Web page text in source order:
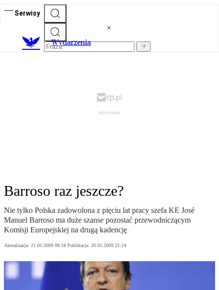
Serwisy
Wydarzenia
Barroso raz jeszcze?
Nie tylko Polska zadowolona z pięciu lat pracy szefa KE José
Manuel Barroso ma duże szanse pozostać przewodniczącym
Komisji Europejskiej na drugą kadencję
Aktualizacja: 21.05.2009 08:18 Publikacja: 20.05.2009 21:24